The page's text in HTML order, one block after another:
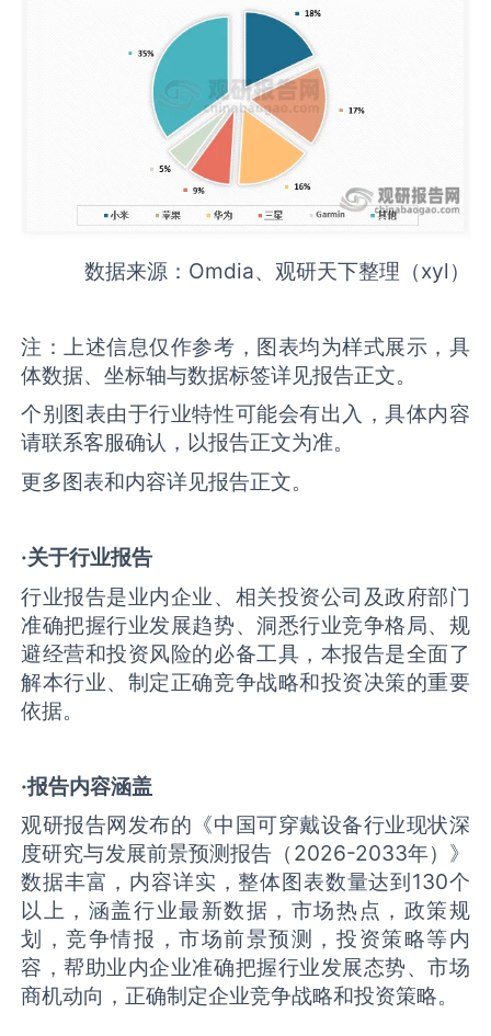
数据来源：Omdia、观研天下整理（xyl）
注：上述信息仅作参考，图表均为样式展示，具
体数据、坐标轴与数据标签详见报告正文。
个别图表由于行业特性可能会有出入，具体内容
请联系客服确认，以报告正文为准。
更多图表和内容详见报告正文。
·关于行业报告
行业报告是业内企业、相关投资公司及政府部门
准确把握行业发展趋势、洞悉行业竞争格局、规
避经营和投资风险的必备工具，本报告是全面了
解本行业、制定正确竞争战略和投资决策的重要
依据。
·报告内容涵盖
观研报告网发布的《中国可穿戴设备行业现状深
度研究与发展前景预测报告（2026-2033年）》
数据丰富，内容详实，整体图表数量达到130个
以上，涵盖行业最新数据，市场热点，政策规
划，竞争情报，市场前景预测，投资策略等内
容，帮助业内企业准确把握行业发展态势、市场
商机动向，正确制定企业竞争战略和投资策略。